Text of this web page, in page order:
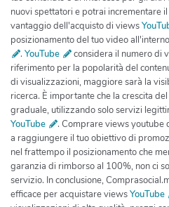
nuovi spettatori e potrai incrementare
vantaggio dell'acquisto di views
posizionamento del tuo video
. YouTube
considera il numero di
riferimento per la popolarità del
di visualizzazioni, maggiore sarà la
ricerca. È importante che la crescita
graduale, utilizzando solo servizi
YouTube
. Comprare views youtube
a raggiungere il tuo obiettivo di
nel frattempo il posizionamento che
garanzia di rimborso al 100%, non ci
servizio. In conclusione,
efficace per acquistare viewsYouTube